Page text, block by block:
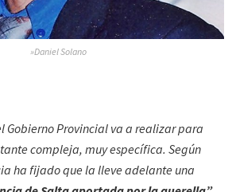
»Daniel Solano
Gobierno Provincial va a realizar para
compleja, muy específica. Según
ha fijado que la lleve adelante una